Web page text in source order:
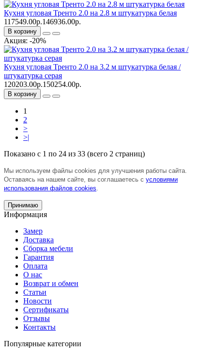
Кухня угловая Тренто 2.0 на 2.8 м штукатурка белая
117549.00р.146936.00р.
В корзину
Акция: -20%
Кухня угловая Тренто 2.0 на 3.2 м штукатурка белая /
штукатурка серая
120203.00р.150254.00р.
В корзину
1
2
>
>|
Показано с 1 по 24 из 33 (всего 2 страниц)
Мы используем файлы cookies для улучшения работы сайта.
Оставаясь на нашем сайте, вы соглашаетесь с условиями
использования файлов cookies
Принимаю
Информация
Замер
Доставка
Сборка мебели
Гарантия
Оплата
О нас
Возврат и обмен
Статьи
Новости
Сертификаты
Отзывы
Контакты
Популярные категории